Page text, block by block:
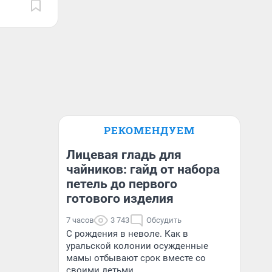
РЕКОМЕНДУЕМ
Лицевая гладь для
чайников: гайд от набора
петель до первого
готового изделия
7 часов 3 743 Обсудить
С рождения в неволе. Как в
уральской колонии осужденные
мамы отбывают срок вместе со